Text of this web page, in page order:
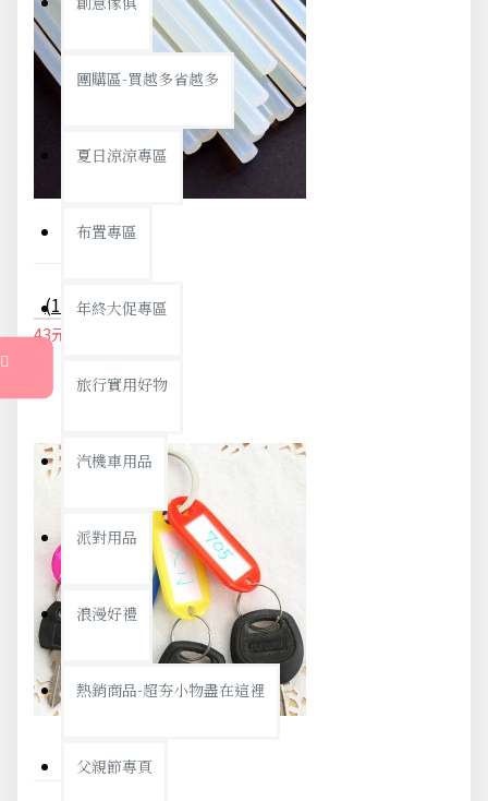
團購區-買越多省越多
夏日涼涼專區
布置專區
年終大促專區
旅行實用好物
汽機車用品
派對用品
浪漫好禮
熱銷商品-超夯小物盡在這裡
父親節專頁
(10入) 居家必備 萬能熱溶膠條
43元